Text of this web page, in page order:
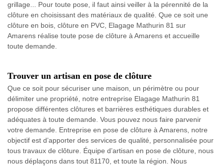
grillage... Pour toute pose, il faut ainsi veiller à la pérennité de la
clôture en choisissant des matériaux de qualité. Que ce soit une
clôture en bois, clôture en PVC, Elagage Mathurin 81 sur
Amarens réalise toute pose de clôture à Amarens et accueille
toute demande.
Trouver un artisan en pose de clôture
Que ce soit pour sécuriser une maison, un périmètre ou pour
délimiter une propriété, notre entreprise Elagage Mathurin 81
propose différentes clôtures et barrières esthétiques durables et
adéquates à toute demande. Vous pouvez nous faire parvenir
votre demande. Entreprise en pose de clôture à Amarens, notre
objectif est d’apporter des services de qualité, personnalisée pour
tous travaux de clôture. Équipe d’artisan en pose de clôture, nous
nous déplaçons dans tout 81170, et toute la région. Nous